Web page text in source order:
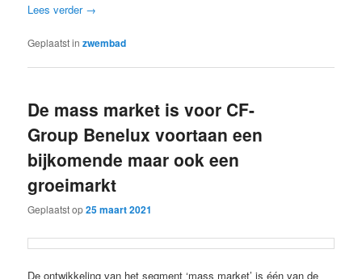
Lees verder →
Geplaatst in zwembad
De mass market is voor CF-
Group Benelux voortaan een
bijkomende maar ook een
groeimarkt
Geplaatst op25 maart 2021
De ontwikkeling van het segment ‘mass market’ is één van de